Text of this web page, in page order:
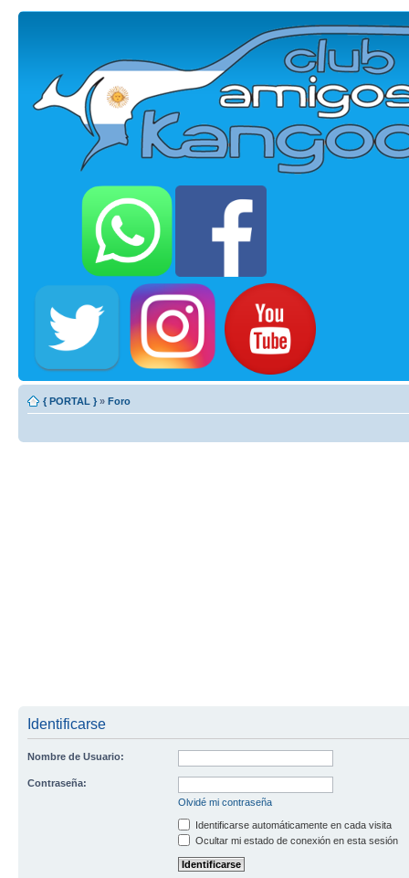
{ PORTAL } » Foro
Identificarse
Nombre de Usuario:
Contraseña:
Olvidé mi contraseña
Identificarse automáticamente en cada visita
Ocultar mi estado de conexión en esta sesión